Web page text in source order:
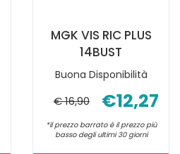
MGK VIS RIC PLUS
14BUST
Buona Disponibilità
€ 16,90 €12,27
*il prezzo barrato è il prezzo più
basso degli ultimi 30 giorni